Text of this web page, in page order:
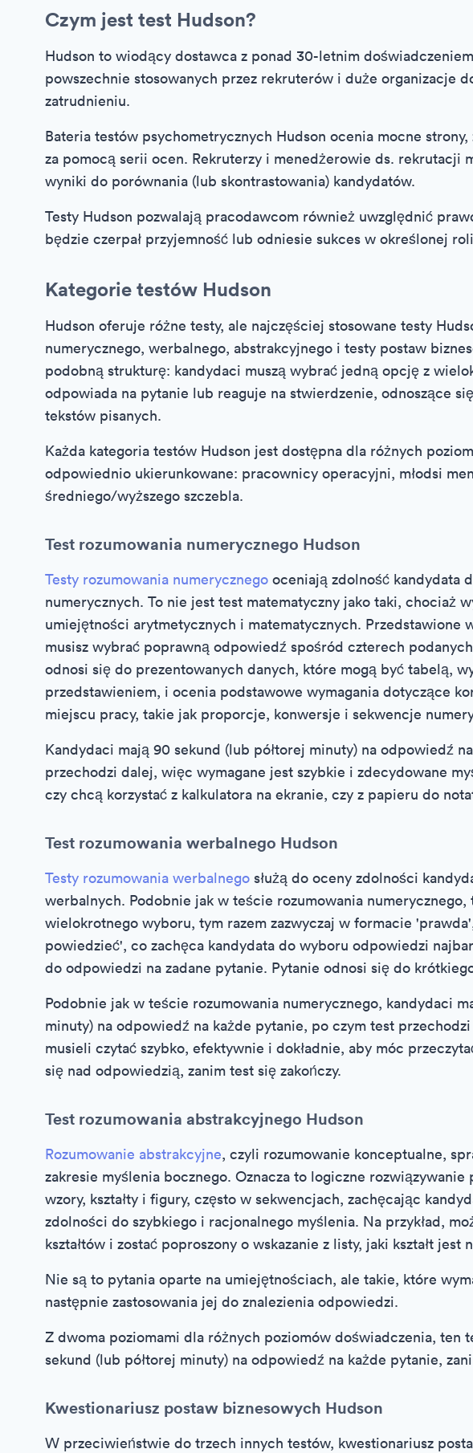
Czym jest test Hudson?
Hudson to wiodący dostawca z ponad 30-letnim
powszechnie stosowanych przez rekruterów i duże organizacje
zatrudnieniu.
Bateria testów psychometrycznych Hudson ocenia mocne
za pomocą serii ocen. Rekruterzy i menedżerowie ds. rekrutacji
wyniki do porównania (lub skontrastowania) kandydatów.
Testy Hudson pozwalają pracodawcom również uwzględnić
będzie czerpał przyjemność lub odniesie sukces w określonej
Kategorie testów Hudson
Hudson oferuje różne testy, ale najczęściej stosowane testy
numerycznego, werbalnego, abstrakcyjnego i testy postaw
podobną strukturę: kandydaci muszą wybrać jedną opcję z
odpowiada na pytanie lub reaguje na stwierdzenie, odnoszące
tekstów pisanych.
Każda kategoria testów Hudson jest dostępna dla różnych
odpowiednio ukierunkowane: pracownicy operacyjni, młodsi
średniego/wyższego szczebla.
Test rozumowania numerycznego Hudson
Testy rozumowania numerycznego oceniają zdolność kandydata
numerycznych. To nie jest test matematyczny jako taki, chociaż
umiejętności arytmetycznych i matematycznych. Przedstawione
musisz wybrać poprawną odpowiedź spośród czterech
odnosi się do prezentowanych danych, które mogą być tabelą,
przedstawieniem, i ocenia podstawowe wymagania dotyczące
miejscu pracy, takie jak proporcje, konwersje i sekwencje
Kandydaci mają 90 sekund (lub półtorej minuty) na odpowiedź
przechodzi dalej, więc wymagane jest szybkie i zdecydowane
czy chcą korzystać z kalkulatora na ekranie, czy z papieru do
Test rozumowania werbalnego Hudson
Testy rozumowania werbalnego służą do oceny zdolności
werbalnych. Podobnie jak w teście rozumowania
wielokrotnego wyboru, tym razem zazwyczaj w formacie
powiedzieć', co zachęca kandydata do wyboru odpowiedzi
do odpowiedzi na zadane pytanie. Pytanie odnosi się do
Podobnie jak w teście rozumowania numerycznego, kandydaci
minuty) na odpowiedź na każde pytanie, po czym test
musieli czytać szybko, efektywnie i dokładnie, aby móc
się nad odpowiedzią, zanim test się zakończy.
Test rozumowania abstrakcyjnego Hudson
Rozumowanie abstrakcyjne, czyli rozumowanie konceptualne,
zakresie myślenia bocznego. Oznacza to logiczne
wzory, kształty i figury, często w sekwencjach, zachęcając
zdolności do szybkiego i racjonalnego myślenia. Na przykład,
kształtów i zostać poproszony o wskazanie z listy, jaki kształt jest
Nie są to pytania oparte na umiejętnościach, ale takie, które
następnie zastosowania jej do znalezienia odpowiedzi.
Z dwoma poziomami dla różnych poziomów doświadczenia, ten
sekund (lub półtorej minuty) na odpowiedź na każde pytanie,
Kwestionariusz postaw biznesowych Hudson
W przeciwieństwie do trzech innych testów, kwestionariusz